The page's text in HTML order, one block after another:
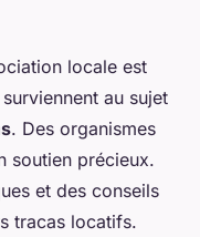
locale est
au sujet
. Des organismes
soutien précieux.
et des conseils
tracas locatifs.